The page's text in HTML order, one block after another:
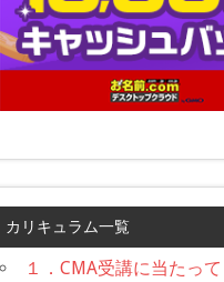
カリキュラム一覧
１．CMA受講に当たって